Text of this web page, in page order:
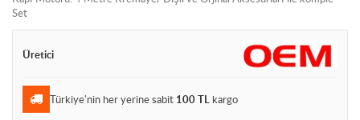
Set
Üretici
Türkiye'nin her yerine sabit 100 TL kargo